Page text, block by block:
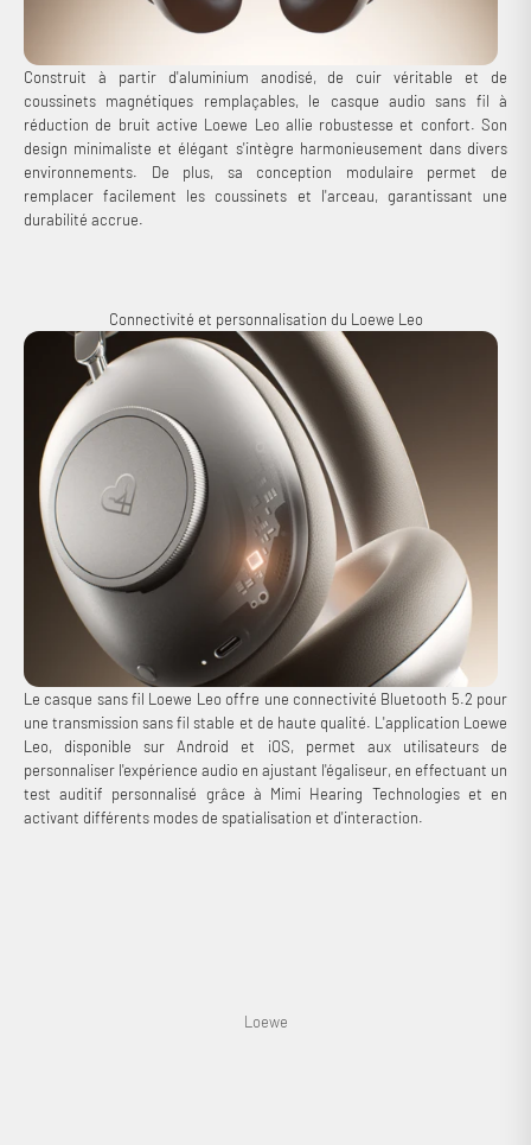
Construit à partir d'aluminium anodisé, de cuir véritable et de
coussinets magnétiques remplaçables, le casque audio sans fil à
réduction de bruit active Loewe Leo allie robustesse et confort. Son
design minimaliste et élégant s'intègre harmonieusement dans divers
environnements. De plus, sa conception modulaire permet de
remplacer facilement les coussinets et l'arceau, garantissant une
durabilité accrue.
Connectivité et personnalisation du Loewe Leo
Le casque sans fil Loewe Leo offre une connectivité Bluetooth 5.2 pour
une transmission sans fil stable et de haute qualité. L'application Loewe
Leo, disponible sur Android et iOS, permet aux utilisateurs de
personnaliser l'expérience audio en ajustant l'égaliseur, en effectuant un
test auditif personnalisé grâce à Mimi Hearing Technologies et en
activant différents modes de spatialisation et d'interaction.
Loewe
Connexion requise
Connectez-vous à votre compte pour ajouter des produits à
votre liste de souhaits et afficher vos articles précédemment
enregistrés.
Se connecter